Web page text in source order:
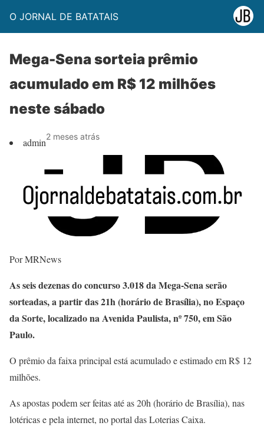
O JORNAL DE BATATAIS
Mega-Sena sorteia prêmio
acumulado em R$ 12 milhões
neste sábado
admin2 meses atrás
Por MRNews
As seis dezenas do concurso 3.018 da Mega-Sena serão
sorteadas, a partir das 21h (horário de Brasília), no Espaço
da Sorte, localizado na Avenida Paulista, nº 750, em São
Paulo.
O prêmio da faixa principal está acumulado e estimado em R$ 12
milhões.
As apostas podem ser feitas até as 20h (horário de Brasília), nas
lotéricas e pela internet, no portal das Loterias Caixa.